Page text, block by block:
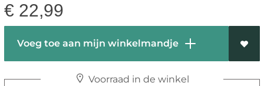
€ 22,99
Voeg toe aan mijn winkelmandje
Voorraad in de winkel